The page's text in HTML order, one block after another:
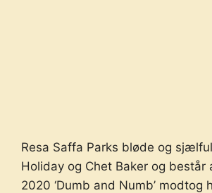
Resa Saffa Parks bløde og
Holiday og Chet Baker og
2020 ‘Dumb and Numb’